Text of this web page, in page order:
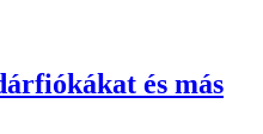
és más